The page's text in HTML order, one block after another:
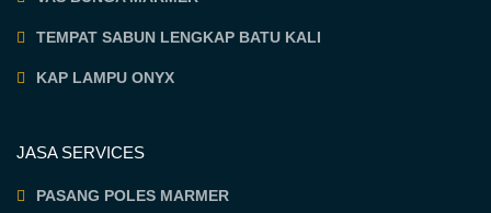
TEMPAT SABUN LENGKAP BATU KALI
KAP LAMPU ONYX
JASA SERVICES
PASANG POLES MARMER